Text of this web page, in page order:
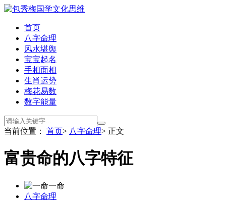
首页
八字命理
风水堪舆
宝宝起名
手相面相
生肖运势
梅花易数
数字能量
当前位置： 首页> 八字命理> 正文
富贵命的八字特征
一命
八字命理